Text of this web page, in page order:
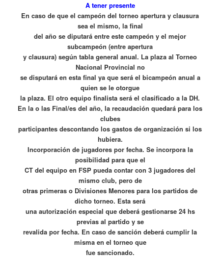
A tener presente
En caso de que el campeón del torneo apertura y clausura
sea el mismo, la final
del año se diputará entre este campeón y el mejor
subcampeón (entre apertura
y clausura) según tabla general anual. La plaza al Torneo
Nacional Provincial no
se disputará en esta final ya que será el bicampeón anual a
quien se le otorgue
la plaza. El otro equipo finalista será el clasificado a la DH.
En la o las Final/es del año, la recaudación quedará para los
clubes
participantes descontando los gastos de organización si los
hubiera.
Incorporación de jugadores por fecha. Se incorpora la
posibilidad para que el
CT del equipo en FSP pueda contar con 3 jugadores del
mismo club, pero de
otras primeras o Divisiones Menores para los partidos de
dicho torneo. Esta será
una autorización especial que deberá gestionarse 24 hs
previas al partido y se
revalida por fecha. En caso de sanción deberá cumplir la
misma en el torneo que
fue sancionado.